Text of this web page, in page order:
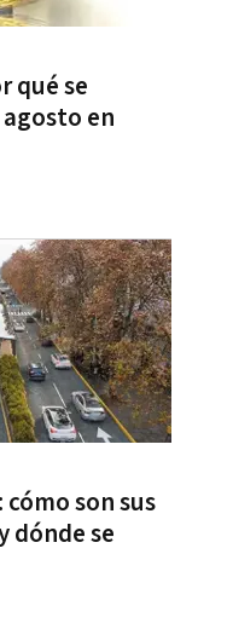
qué se
agosto en
son sus
dónde se